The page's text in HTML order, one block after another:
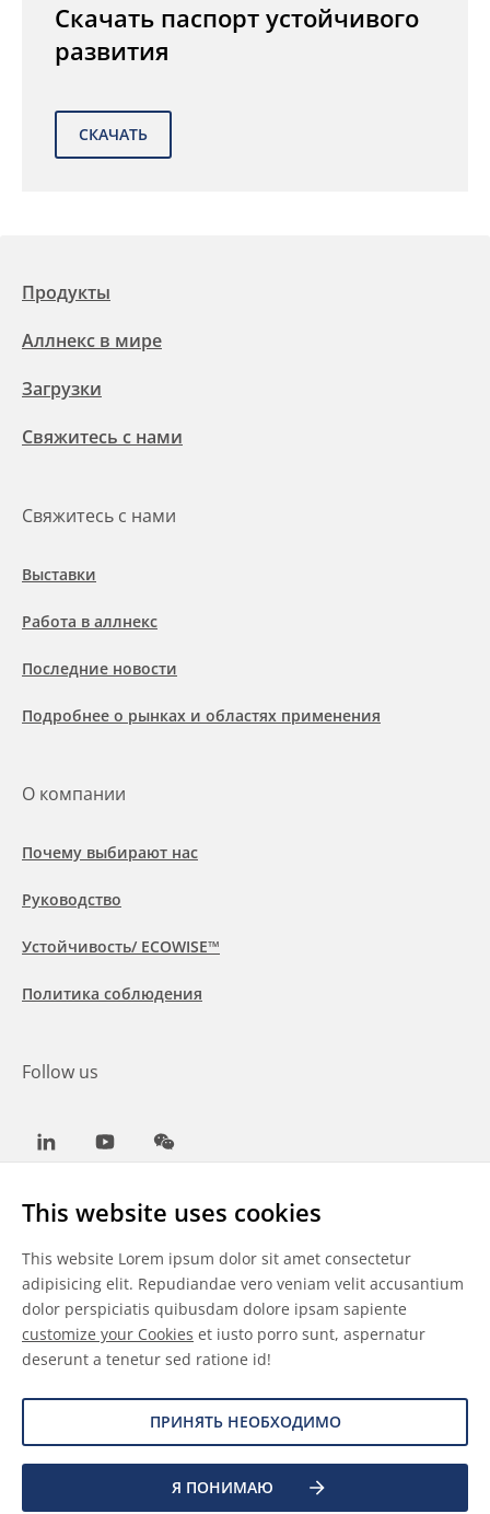
This website uses cookies
This website Lorem ipsum dolor sit amet consectetur
adipisicing elit. Repudiandae vero veniam velit accusantium
dolor perspiciatis quibusdam dolore ipsam sapiente
customize your Cookies et iusto porro sunt, aspernatur
deserunt a tenetur sed ratione id!
ПРИНЯТЬ НЕОБХОДИМО
Я ПОНИМАЮ
Скачать паспорт устойчивого
развития
Продукты
Аллнекс в мире
Загрузки
Свяжитесь с нами
Свяжитесь с нами
Выставки
Работа в аллнекс
Последние новости
Подробнее о рынках и областях применения
О компании
Почему выбирают нас
Руководство
Устойчивость/ ECOWISE™
Политика соблюдения
Follow us
LinkedInYoutubeWeChat
2026 Allnex Netherlands B.V.
Общие условия
Отказ от ответственности
Сведения о файлах cookie
Защита данных